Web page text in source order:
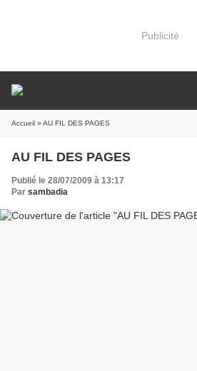
Publicité
Accueil » AU FIL DES PAGES
AU FIL DES PAGES
Publié le 28/07/2009 à 13:17
Par sambadia